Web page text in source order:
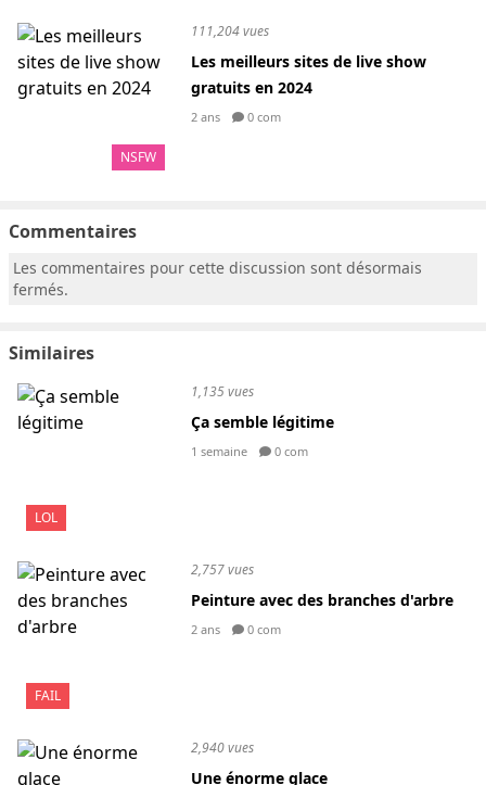
NSFW
111,204 vues
Les meilleurs sites de live show
gratuits en 2024
2 ans 0 com
Commentaires
Les commentaires pour cette discussion sont désormais
fermés.
Similaires
LOL
1,135 vues
Ça semble légitime
1 semaine 0 com
FAIL
2,757 vues
Peinture avec des branches d'arbre
2 ans 0 com
2,940 vues
Une énorme glace